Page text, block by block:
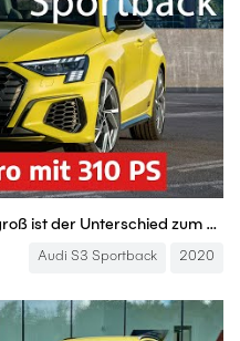
Audi S3 Sportback (2020): Wie groß ist der Unterschied zum A3? – Vorfahrt/Review |auto motor & sport
Audi S3 Sportback 2020